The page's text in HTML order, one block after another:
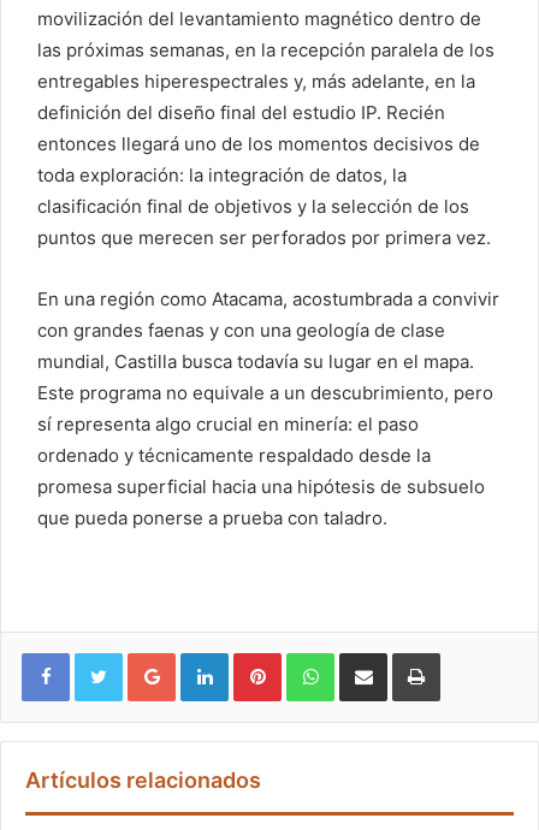
movilización del levantamiento magnético dentro de
las próximas semanas, en la recepción paralela de los
entregables hiperespectrales y, más adelante, en la
definición del diseño final del estudio IP. Recién
entonces llegará uno de los momentos decisivos de
toda exploración: la integración de datos, la
clasificación final de objetivos y la selección de los
puntos que merecen ser perforados por primera vez.
En una región como Atacama, acostumbrada a convivir
con grandes faenas y con una geología de clase
mundial, Castilla busca todavía su lugar en el mapa.
Este programa no equivale a un descubrimiento, pero
sí representa algo crucial en minería: el paso
ordenado y técnicamente respaldado desde la
promesa superficial hacia una hipótesis de subsuelo
que pueda ponerse a prueba con taladro.
Google+ LinkedIn Pinterest WhatsApp
Artículos relacionados